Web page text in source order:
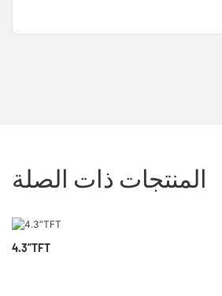
المنتجات ذات الصلة
4.3”TFT